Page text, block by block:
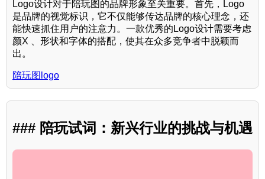
Logo设计对于陪玩图的品牌形象至关重要。首先，Logo
是品牌的视觉标识，它不仅能够传达品牌的核心理念，还
能快速抓住用户的注意力。一款优秀的Logo设计需要考虑
颜X 、形状和字体的搭配，使其在众多竞争者中脱颖而
出。
陪玩图logo
### 陪玩试词：新兴行业的挑战与机遇